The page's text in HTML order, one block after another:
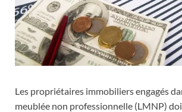
Les propriétaires immobiliers engagés
meublée non professionnelle (LMNP)